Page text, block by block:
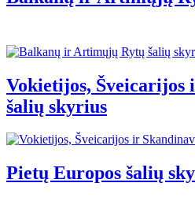
Vokietijos, Šveicarijos
šalių skyrius
Pietų Europos šalių